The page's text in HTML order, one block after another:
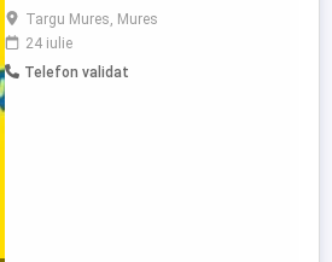
Depozit Cerinte: Experiență într-un post
similar constituie avantaj Cunoștințe de
operare PC Seriozitate, atenție la detalii și
spirit de echipă Capacitate de organizare
Targu Mures, Mures
24 iulie
Telefon validat